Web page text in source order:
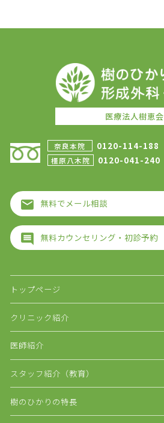
医療法人樹恵会
奈良本院 0120-114-188
橿原八木院 0120-041-240
無料でメール相談
無料カウンセリング・初診予約
トップページ
クリニック紹介
医師紹介
スタッフ紹介（教育）
樹のひかりの特長